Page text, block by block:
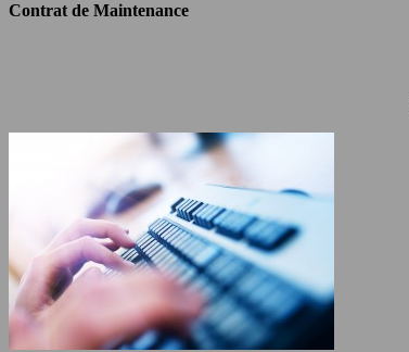
Contrat de Maintenance